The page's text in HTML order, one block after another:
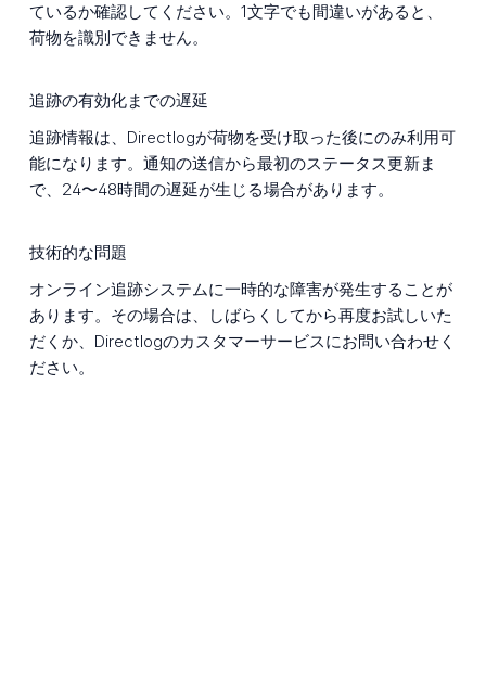
ているか確認してください。1文字でも間違いがあると、
荷物を識別できません。
追跡の有効化までの遅延
追跡情報は、Directlogが荷物を受け取った後にのみ利用可
能になります。通知の送信から最初のステータス更新ま
で、24〜48時間の遅延が生じる場合があります。
技術的な問題
オンライン追跡システムに一時的な障害が発生することが
あります。その場合は、しばらくしてから再度お試しいた
だくか、Directlogのカスタマーサービスにお問い合わせく
ださい。